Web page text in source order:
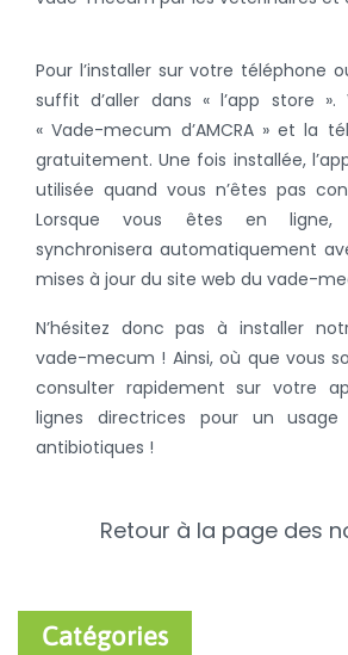
Pour l’installer sur votre téléphone
suffit d’aller dans « l’app store
« Vade-mecum d’AMCRA » et la
gratuitement. Une fois installée,
utilisée quand vous n’êtes pas
Lorsque vous êtes en ligne,
synchronisera automatiquement
mises à jour du site web du vade-
N’hésitez donc pas à installer
vade-mecum ! Ainsi, où que vous
consulter rapidement sur votre
lignes directrices pour un usage
antibiotiques !
Retour à la page des
Catégories